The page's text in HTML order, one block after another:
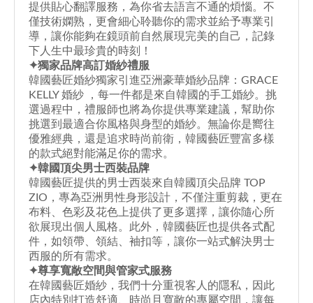
提供貼心翻譯服務，為你省去語言不通的煩惱。不
僅技術嫻熟，更會細心聆聽你的需求並給予專業引
導，讓你能夠在鏡頭前自然展現完美的自己，記錄
下人生中最珍貴的時刻！
✦獨家品牌高訂婚紗禮服
韓國藝匠婚紗獨家引進亞洲豪華婚紗品牌：GRACE
KELLY 婚紗 ，每一件都是來自韓國的手工婚紗。挑
選過程中，禮服師也將為你提供專業建議，幫助你
挑選到最適合你風格與身型的婚紗。無論你是嚮往
優雅經典，還是追求時尚前衛，韓國藝匠豐富多樣
的款式絕對能滿足你的需求。
✦韓國頂尖男士西裝品牌
韓國藝匠提供的男士西裝來自韓國頂尖品牌 TOP
ZIO，專為亞洲男性身形設計，不僅注重剪裁，更在
布料、色彩及花色上提供了更多選擇，讓你隨心所
欲展現出個人風格。此外，韓國藝匠也提供各式配
件，如領帶、領結、袖扣等，讓你一站式解決男士
西服的所有需求。
✦尊享寬敞空間與管家式服務
在韓國藝匠婚紗，我們十分重視客人的隱私，因此
店內特別打造舒適、時尚且寬敞的專屬空間，讓每